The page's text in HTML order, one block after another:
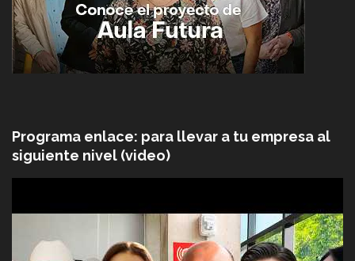
Programa enlace: para llevar a tu empresa al
siguiente nivel (video)